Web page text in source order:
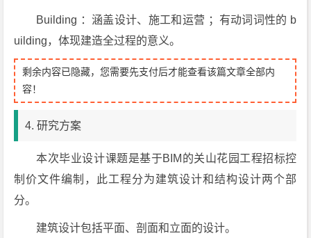
Building ：涵盖设计、施工和运营 ；有动词词性的 b
uilding，体现建造全过程的意义。
剩余内容已隐藏，您需要先支付后才能查看该篇文章全部内
容！
4. 研究方案
本次毕业设计课题是基于BIM的关山花园工程招标控
制价文件编制，此工程分为建筑设计和结构设计两个部
分。
建筑设计包括平面、剖面和立面的设计。